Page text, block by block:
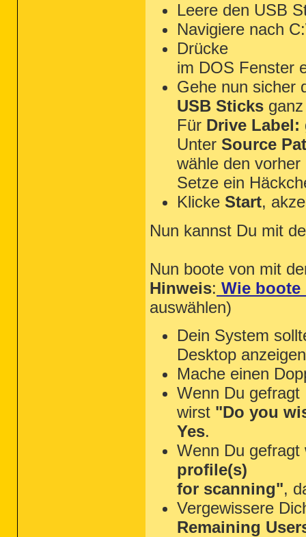
Leere den USB
Navigiere nach
Drücke
im DOS Fenster
Gehe nun sicher
USB Sticks
Für Drive Label:
Unter Source
wähle den
Setze ein
Klicke Start,
Nun kannst Du mit
Nun boote von mit
Hinweis: Wie boote
auswählen)
Dein System
Desktop
Mache einen
Wenn Du gefragt
wirst "Do you
Yes.
Wenn Du
profile(s)
for scanning",
Vergewissere
Remaining